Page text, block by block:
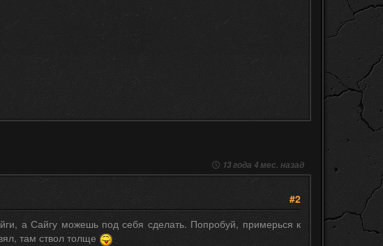
13 года 4 мес. назад
#2
а Сайгу можешь под себя сделать. Попробуй, примерься к
там ствол толще